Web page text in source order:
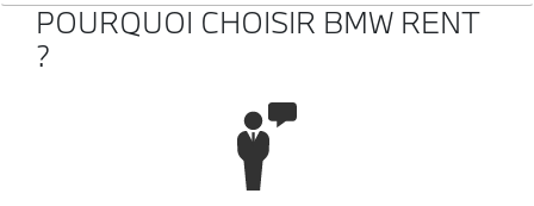
POURQUOI CHOISIR BMW RENT
?